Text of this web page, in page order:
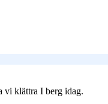
vi klättra I berg idag.